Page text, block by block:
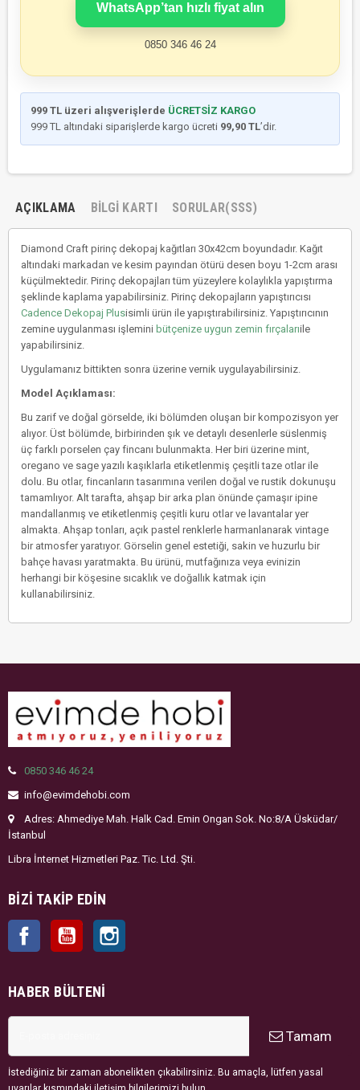
WhatsApp’tan hızlı fiyat alın
0850 346 46 24
999 TL üzeri alışverişlerde ÜCRETSİZ KARGO
999 TL altındaki siparişlerde kargo ücreti 99,90 TL’dir.
AÇIKLAMA BILGI KARTI SORULAR(SSS)
Diamond Craft pirinç dekopaj kağıtları 30x42cm boyundadır. Kağıt
altındaki markadan ve kesim payından ötürü desen boyu 1-2cm arası
küçülmektedir. Pirinç dekopajları tüm yüzeylere kolaylıkla yapıştırma
şeklinde kaplama yapabilirsiniz. Pirinç dekopajların yapıştırıcısı
Cadence Dekopaj Plusisimli ürün ile yapıştırabilirsiniz. Yapıştırıcının
zemine uygulanması işlemini bütçenize uygun zemin fırçalarıile
yapabilirsiniz.
Uygulamanız bittikten sonra üzerine vernik uygulayabilirsiniz.
Model Açıklaması:
Bu zarif ve doğal görselde, iki bölümden oluşan bir kompozisyon yer
alıyor. Üst bölümde, birbirinden şık ve detaylı desenlerle süslenmiş
üç farklı porselen çay fincanı bulunmakta. Her biri üzerine mint,
oregano ve sage yazılı kaşıklarla etiketlenmiş çeşitli taze otlar ile
dolu. Bu otlar, fincanların tasarımına verilen doğal ve rustik dokunuşu
tamamlıyor. Alt tarafta, ahşap bir arka plan önünde çamaşır ipine
mandallanmış ve etiketlenmiş çeşitli kuru otlar ve lavantalar yer
almakta. Ahşap tonları, açık pastel renklerle harmanlanarak vintage
bir atmosfer yaratıyor. Görselin genel estetiği, sakin ve huzurlu bir
bahçe havası yaratmakta. Bu ürünü, mutfağınıza veya evinizin
herhangi bir köşesine sıcaklık ve doğallık katmak için
kullanabilirsiniz.
0850 346 46 24
info@evimdehobi.com
Adres: Ahmediye Mah. Halk Cad. Emin Ongan Sok. No:8/A Üsküdar/
İstanbul
Libra İnternet Hizmetleri Paz. Tic. Ltd. Şti.
BIZI TAKIP EDIN
Facebook YouTube
HABER BÜLTENI
Tamam
İstediğiniz bir zaman abonelikten çıkabilirsiniz. Bu amaçla, lütfen yasal